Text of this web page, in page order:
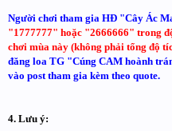
Người chơi tham gia HĐ "Cây Ác
"1777777" hoặc "2666666" trong
chơi mùa này (không phải tổng độ
đăng loa TG "Cúng CAM hoành
vào post tham gia kèm theo quote.
4. Lưu ý: